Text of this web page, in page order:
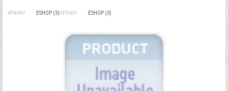
ΑΡΧΙΚΉ ESHOP (3)ΑΡΧΙΚΉ ESHOP (3)
Κωδικός
Να με θυμάσαι